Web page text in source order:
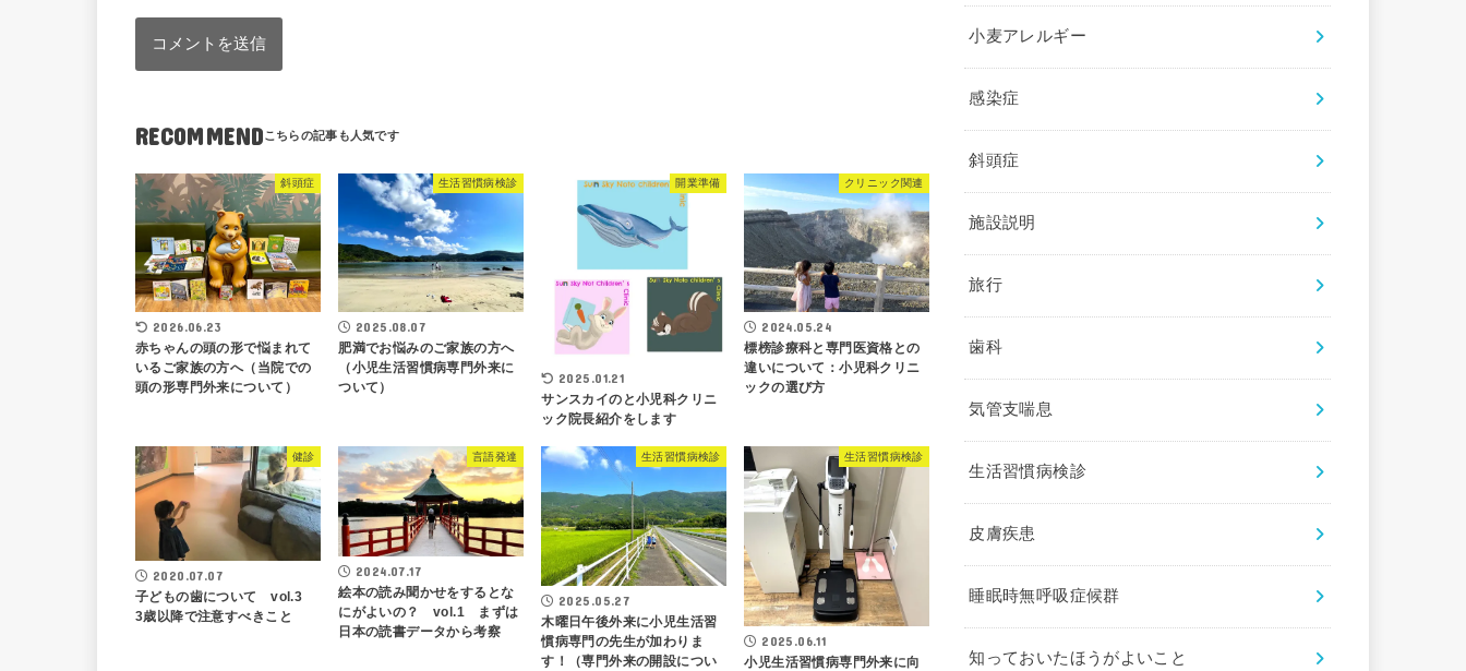
RECOMMEND
斜頭症
2026.06.23
赤ちゃんの頭の形で悩まれて
いるご家族の方へ（当院での
頭の形専門外来について）
生活習慣病検診
2025.08.07
肥満でお悩みのご家族の方へ
（小児生活習慣病専門外来に
ついて）
開業準備
2025.01.21
サンスカイのと小児科クリニ
ック院長紹介をします
クリニック関連
2024.05.24
標榜診療科と専門医資格との
違いについて：小児科クリニ
ックの選び方
健診
2020.07.07
子どもの歯について vol.3
3歳以降で注意すべきこと
言語発達
2024.07.17
絵本の読み聞かせをするとな
にがよいの？ vol.1 まずは
日本の読書データから考察
生活習慣病検診
2025.05.27
木曜日午後外来に小児生活習
慣病専門の先生が加わりま
す！（専門外来の開設につい
生活習慣病検診
2025.06.11
小児生活習慣病専門外来に向
小麦アレルギー
感染症
斜頭症
施設説明
旅行
歯科
気管支喘息
生活習慣病検診
皮膚疾患
睡眠時無呼吸症候群
知っておいたほうがよいこと